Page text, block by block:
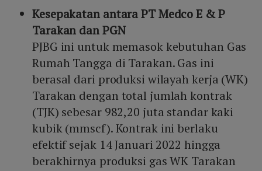
alternatif yang lebih bersih dan efisien dalam
mendukung ketahanan energi nasional.
Kesepakatan antara PT Medco E & P
Tarakan dan PGN
PJBG ini untuk memasok kebutuhan Gas
Rumah Tangga di Tarakan. Gas ini
berasal dari produksi wilayah kerja (WK)
Tarakan dengan total jumlah kontrak
(TJK) sebesar 982,20 juta standar kaki
kubik (mmscf). Kontrak ini berlaku
efektif sejak 14 Januari 2022 hingga
berakhirnya produksi gas WK Tarakan